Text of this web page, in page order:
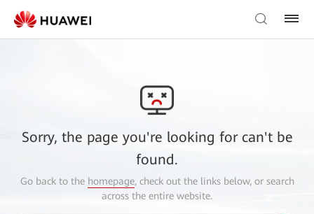
Sorry, the page you're looking for can't be
found.
Go back to the homepage, check out the links below, or search
across the entire website.